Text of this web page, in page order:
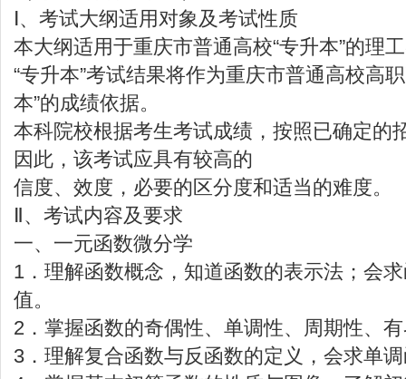
Ⅰ、考试大纲适用对象及考试性质
本大纲适用于重庆市普通高校“专升本”的理
“专升本”考试结果将作为重庆市普通高校高
本”的成绩依据。
本科院校根据考生考试成绩，按照已确定的
因此，该考试应具有较高的
信度、效度，必要的区分度和适当的难度。
Ⅱ、考试内容及要求
一、一元函数微分学
1．理解函数概念，知道函数的表示法；会
值。
2．掌握函数的奇偶性、单调性、周期性、
3．理解复合函数与反函数的定义，会求单